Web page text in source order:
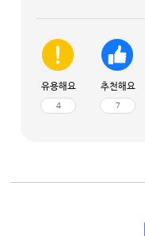
유용해요
4
추천해요
7